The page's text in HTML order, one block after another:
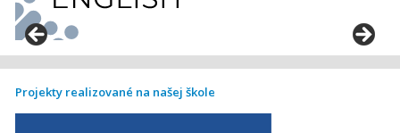
Projekty realizované na našej škole